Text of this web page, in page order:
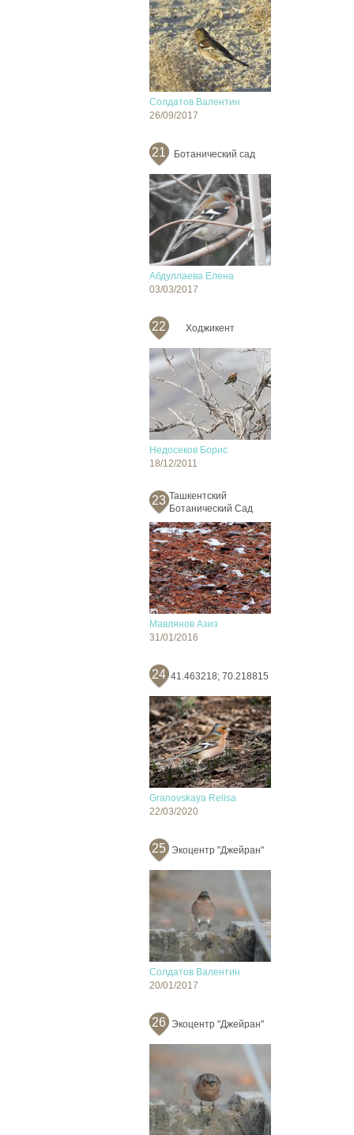
Солдатов Валентин
26/09/2017
21 Ботанический сад
Абдуллаева Елена
03/03/2017
22 Ходжикент
Недосеков Борис
18/12/2011
23 Ташкентский
Ботанический Сад
Мавлянов Азиз
31/01/2016
24 41.463218; 70.218815
Granovskaya Relisa
22/03/2020
25 Экоцентр "Джейран"
Солдатов Валентин
20/01/2017
26 Экоцентр "Джейран"